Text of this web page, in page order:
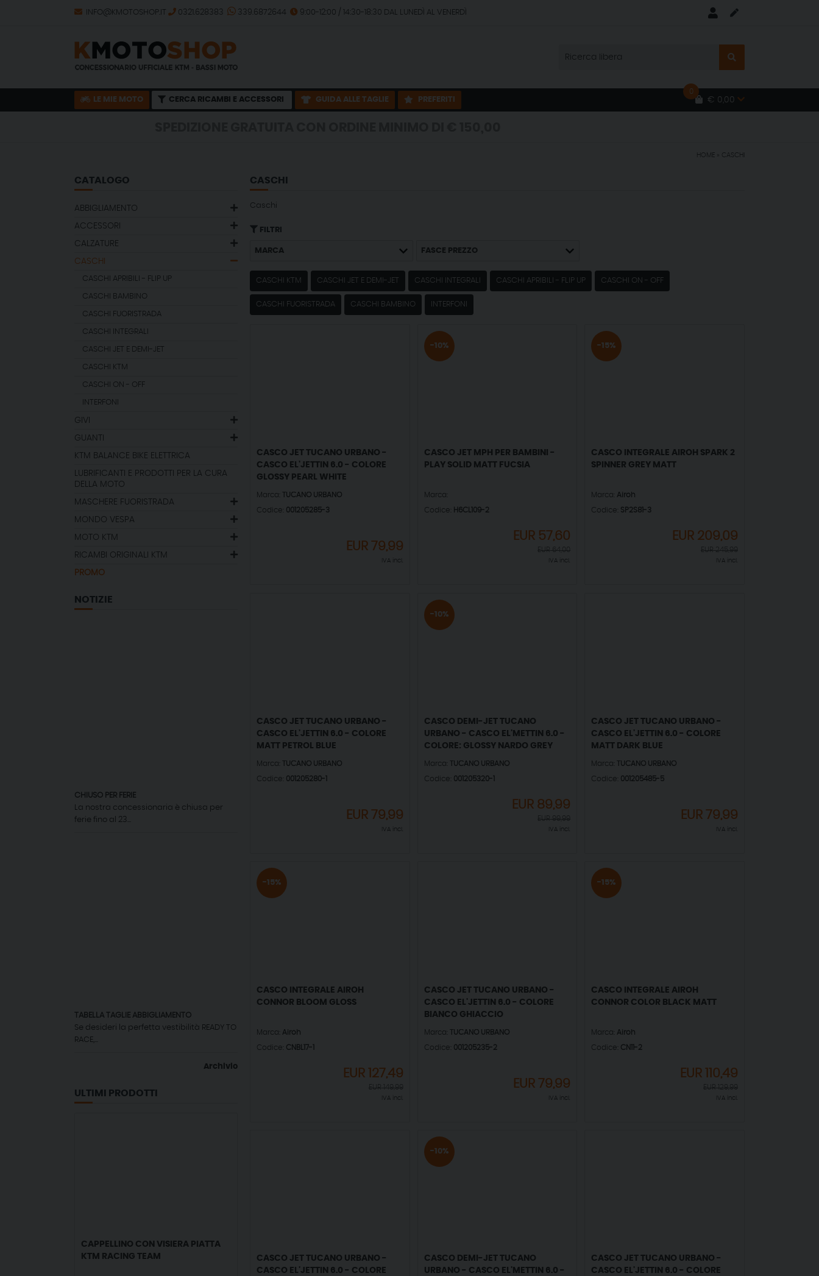
INFO@KMOTOSHOP.IT 0321.628383 339.6872644 9:00-12:00 / 14:30-18:30 DAL LUNEDÌ AL VENERDÌ
LE MIE MOTO CERCA RICAMBI E ACCESSORI GUIDA ALLE TAGLIE PREFERITI
0
€ 0,00
HOME CASCHI
CATALOGO
ABBIGLIAMENTO
ACCESSORI
CALZATURE
CASCHI
CASCHI APRIBILI - FLIP UP
CASCHI BAMBINO
CASCHI FUORISTRADA
CASCHI INTEGRALI
CASCHI JET E DEMI-JET
CASCHI KTM
CASCHI ON - OFF
INTERFONI
GIVI
GUANTI
KTM BALANCE BIKE ELETTRICA
LUBRIFICANTI E PRODOTTI PER LA CURA
DELLA MOTO
MASCHERE FUORISTRADA
MONDO VESPA
MOTO KTM
RICAMBI ORIGINALI KTM
PROMO
NOTIZIE
CHIUSO PER FERIE
La nostra concessionaria è chiusa per
ferie fino al 23...
TABELLA TAGLIE ABBIGLIAMENTO
Se desideri la perfetta vestibilità READY TO
RACE,...
Archivio
ULTIMI PRODOTTI
CAPPELLINO CON VISIERA PIATTA
KTM RACING TEAM
CASCHI
Caschi
FILTRI
MARCA FASCE PREZZO
CASCHI KTM CASCHI JET E DEMI-JET CASCHI INTEGRALI CASCHI APRIBILI - FLIP UP CASCHI ON - OFF
CASCHI FUORISTRADA CASCHI BAMBINO INTERFONI
CASCO JET TUCANO URBANO -
CASCO EL'JETTIN 6.0 - COLORE
GLOSSY PEARL WHITE
Marca: TUCANO URBANO
Codice: 001205285-3
EUR 79,99
IVA incl.
-10%
CASCO JET MPH PER BAMBINI -
PLAY SOLID MATT FUCSIA
Marca:
Codice: H6CL109-2
EUR 57,60
IVA incl.
-15%
CASCO INTEGRALE AIROH SPARK 2
SPINNER GREY MATT
Marca: Airoh
Codice: SP2S81-3
EUR 209,09
IVA incl.
CASCO JET TUCANO URBANO -
CASCO EL'JETTIN 6.0 - COLORE
MATT PETROL BLUE
Marca: TUCANO URBANO
Codice: 001205280-1
EUR 79,99
IVA incl.
-10%
CASCO DEMI-JET TUCANO
URBANO - CASCO EL'METTIN 6.0 -
COLORE: GLOSSY NARDO GREY
Marca: TUCANO URBANO
Codice: 001205320-1
EUR 89,99
IVA incl.
CASCO JET TUCANO URBANO -
CASCO EL'JETTIN 6.0 - COLORE
MATT DARK BLUE
Marca: TUCANO URBANO
Codice: 001205485-5
EUR 79,99
IVA incl.
-15%
CASCO INTEGRALE AIROH
CONNOR BLOOM GLOSS
Marca: Airoh
Codice: CNBL17-1
EUR 127,49
IVA incl.
CASCO JET TUCANO URBANO -
CASCO EL'JETTIN 6.0 - COLORE
BIANCO GHIACCIO
Marca: TUCANO URBANO
Codice: 001205235-2
EUR79,99
IVA incl.
-15%
CASCO INTEGRALE AIROH
CONNOR COLOR BLACK MATT
Marca: Airoh
Codice: CN11-2
EUR 110,49
IVA incl.
CASCO JET TUCANO URBANO -
CASCO EL'JETTIN 6.0 - COLORE
-10%
CASCO DEMI-JET TUCANO
URBANO - CASCO EL'METTIN 6.0 -
CASCO JET TUCANO URBANO -
CASCO EL'JETTIN 6.0 - COLORE